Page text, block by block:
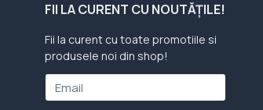
FII LA CURENT CU NOUTĂȚILE!
Fii la curent cu toate promotiile si
produsele noi din shop!
Email